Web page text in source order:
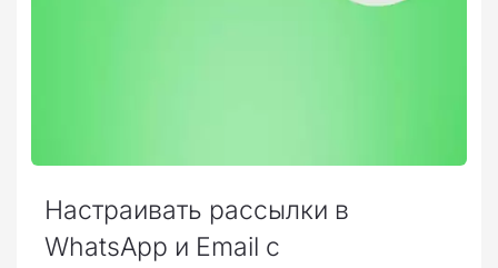
Настраивать рассылки в
WhatsApp и Email с